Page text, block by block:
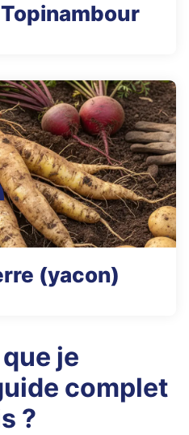
(yacon)
je
complet
?